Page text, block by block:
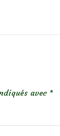
avec *